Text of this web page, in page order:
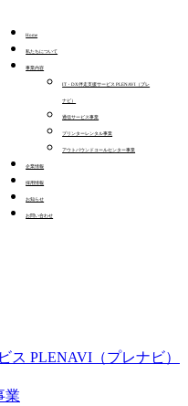
Home
私たちについて
事業内容
IT・DX伴走支援サービス PLENAVI（プレ
ナビ）
通信サービス事業
プリンターレンタル事業
アウトバウンドコールセンター事業
企業情報
採用情報
お知らせ
お問い合わせ
ス PLENAVI（プレナビ）
業